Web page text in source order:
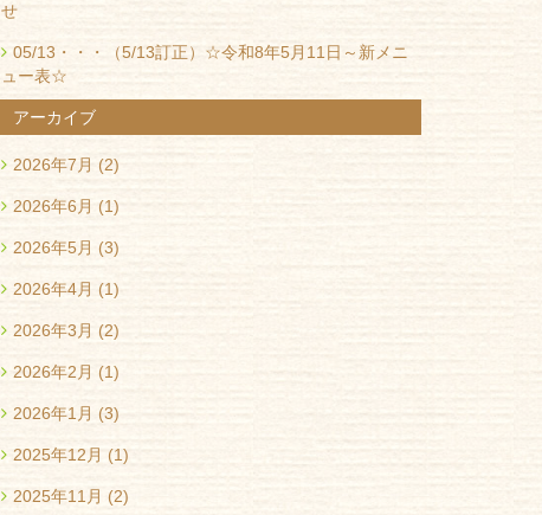
せ
05/13・・・
（5/13訂正）☆令和8年5月11日～新メニ
ュー表☆
アーカイブ
2026年7月 (2)
2026年6月 (1)
2026年5月 (3)
2026年4月 (1)
2026年3月 (2)
2026年2月 (1)
2026年1月 (3)
2025年12月 (1)
2025年11月 (2)